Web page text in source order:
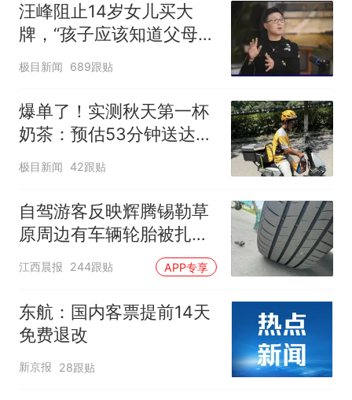
汪峰阻止14岁女儿买大
牌，“孩子应该知道父母的
不易”，称自己买衣服80%
都在淘宝
极目新闻 689跟贴
爆单了！实测秋天第一杯
奶茶：预估53分钟送达，
实际耗时92分钟
极目新闻 42跟贴
自驾游客反映辉腾锡勒草
原周边有车辆轮胎被扎，
修理店铺换胎价格高达千
元，官方发布情况通报
江西晨报 244跟贴 APP专享
东航：国内客票提前14天
免费退改
新京报 28跟贴